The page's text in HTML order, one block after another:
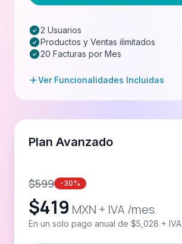
2 Usuarios
Productos y Ventas ilimitados
20 Facturas por Mes
Ver Funcionalidades Incluidas
Plan Avanzado
$599 -30%
$419 MXN + IVA /mes
En un solo pago anual de $5,028 + IVA